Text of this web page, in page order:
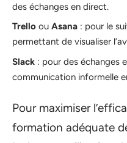
des échanges en direct.
Trello ou Asana : pour le
permettant de visualiser
Slack : pour des échanges
communication informelle
Pour maximiser
formation adéquate